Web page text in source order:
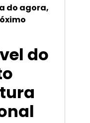
do agora,
do